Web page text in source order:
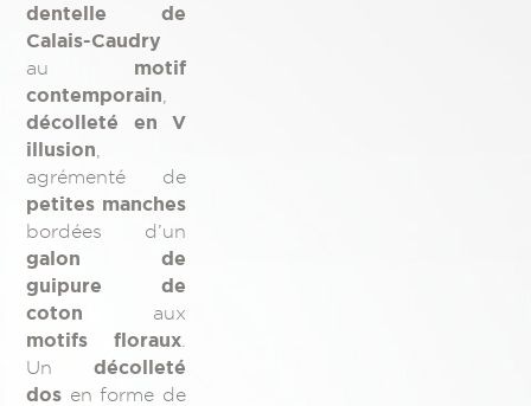
dentelle de
Calais-Caudry
au motif
contemporain
décolleté en V
illusion
agrémenté de
petites manches
bordées d’un
galon de
guipure de
coton aux
motifs floraux.
Un décolleté
dos en forme de